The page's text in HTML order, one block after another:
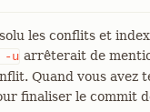
les conflits et
-u arrêterait de
Quand vous avez
finaliser le commit